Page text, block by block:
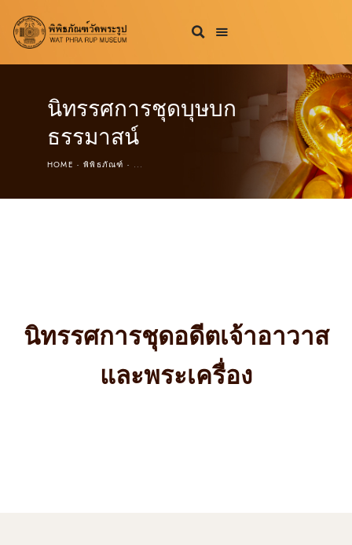
นิทรรศการชุดบุษบก
ธรรมาสน์
HOME พิพิธภัณฑ์ ...
นิทรรศการชุดอดีตเจ้าอาวาส
และพระเครื่อง